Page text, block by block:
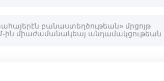
բանաստեղծութեան» մրցոյթ